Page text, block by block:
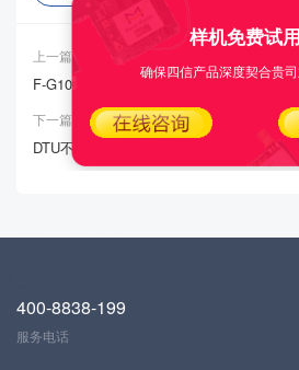
上一篇：
F-G100连不上带证书加密的MQTT服务器
下一篇：
DTU不上线
400-8838-199
服务电话
样机免费试用
确保四信产品深度契合贵